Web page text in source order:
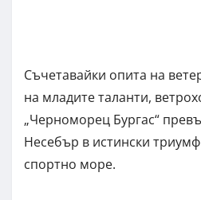
Съчетавайки опита на
на младите таланти,
„Черноморец Бургас“
Несебър в истински триумф
спортно море.